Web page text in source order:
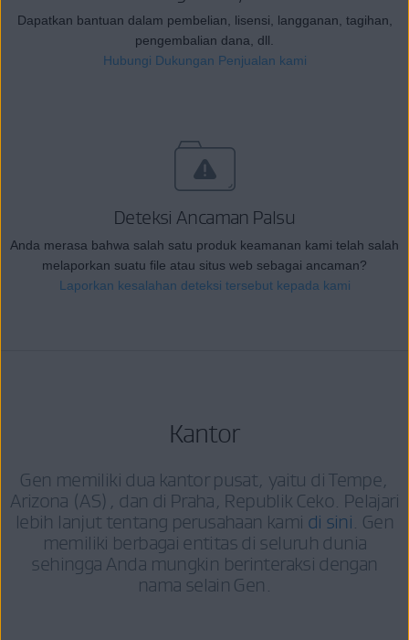
Dapatkan bantuan dalam pembelian, lisensi, langganan, tagihan,
pengembalian dana, dll.
Hubungi Dukungan Penjualan kami
Deteksi Ancaman Palsu
Anda merasa bahwa salah satu produk keamanan kami telah salah
melaporkan suatu file atau situs web sebagai ancaman?
Laporkan kesalahan deteksi tersebut kepada kami
Kantor
Gen memiliki dua kantor pusat, yaitu di Tempe,
Arizona (AS), dan di Praha, Republik Ceko. Pelajari
lebih lanjut tentang perusahaan kami di sini. Gen
memiliki berbagai entitas di seluruh dunia
sehingga Anda mungkin berinteraksi dengan
nama selain Gen.